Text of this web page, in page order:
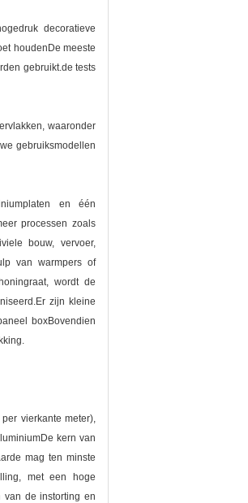
decoratieve
houdenDe meeste
gebruikt.de tests
waaronder
gebruiksmodellen
en één
processen zoals
bouw, vervoer,
van warmpers of
wordt de
zijn kleine
boxBovendien
vierkante meter),
kern van
mag ten minste
met een hoge
van de instorting en